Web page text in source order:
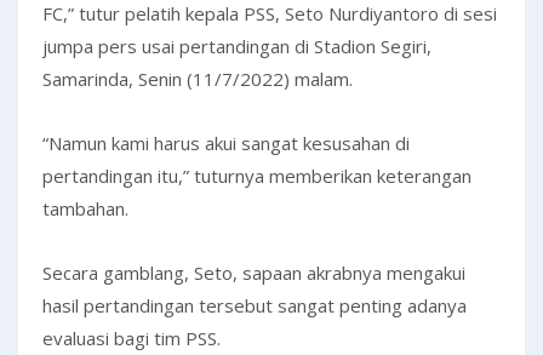
FC,” tutur pelatih kepala PSS, Seto Nurdiyantoro di sesi
jumpa pers usai pertandingan di Stadion Segiri,
Samarinda, Senin (11/7/2022) malam.
“Namun kami harus akui sangat kesusahan di
pertandingan itu,” tuturnya memberikan keterangan
tambahan.
Secara gamblang, Seto, sapaan akrabnya mengakui
hasil pertandingan tersebut sangat penting adanya
evaluasi bagi tim PSS.